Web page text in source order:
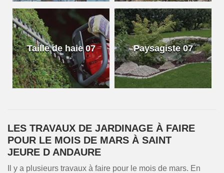
Taille de haie 07 Paysagiste 07
LES TRAVAUX DE JARDINAGE À FAIRE
POUR LE MOIS DE MARS À SAINT
JEURE D ANDAURE
Il y a plusieurs travaux à faire pour le mois de mars. En